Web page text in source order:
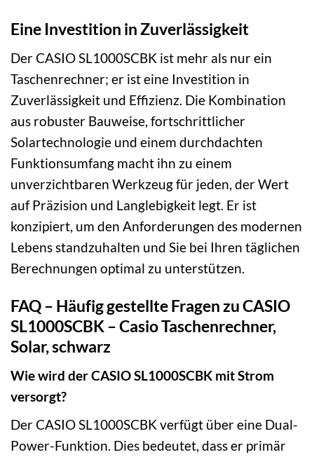
Eine Investition in Zuverlässigkeit
Der CASIO SL1000SCBK ist mehr als nur ein
Taschenrechner; er ist eine Investition in
Zuverlässigkeit und Effizienz. Die Kombination
aus robuster Bauweise, fortschrittlicher
Solartechnologie und einem durchdachten
Funktionsumfang macht ihn zu einem
unverzichtbaren Werkzeug für jeden, der Wert
auf Präzision und Langlebigkeit legt. Er ist
konzipiert, um den Anforderungen des modernen
Lebens standzuhalten und Sie bei Ihren täglichen
Berechnungen optimal zu unterstützen.
FAQ – Häufig gestellte Fragen zu CASIO
SL1000SCBK – Casio Taschenrechner,
Solar, schwarz
Wie wird der CASIO SL1000SCBK mit Strom
versorgt?
Der CASIO SL1000SCBK verfügt über eine Dual-
Power-Funktion. Dies bedeutet, dass er primär